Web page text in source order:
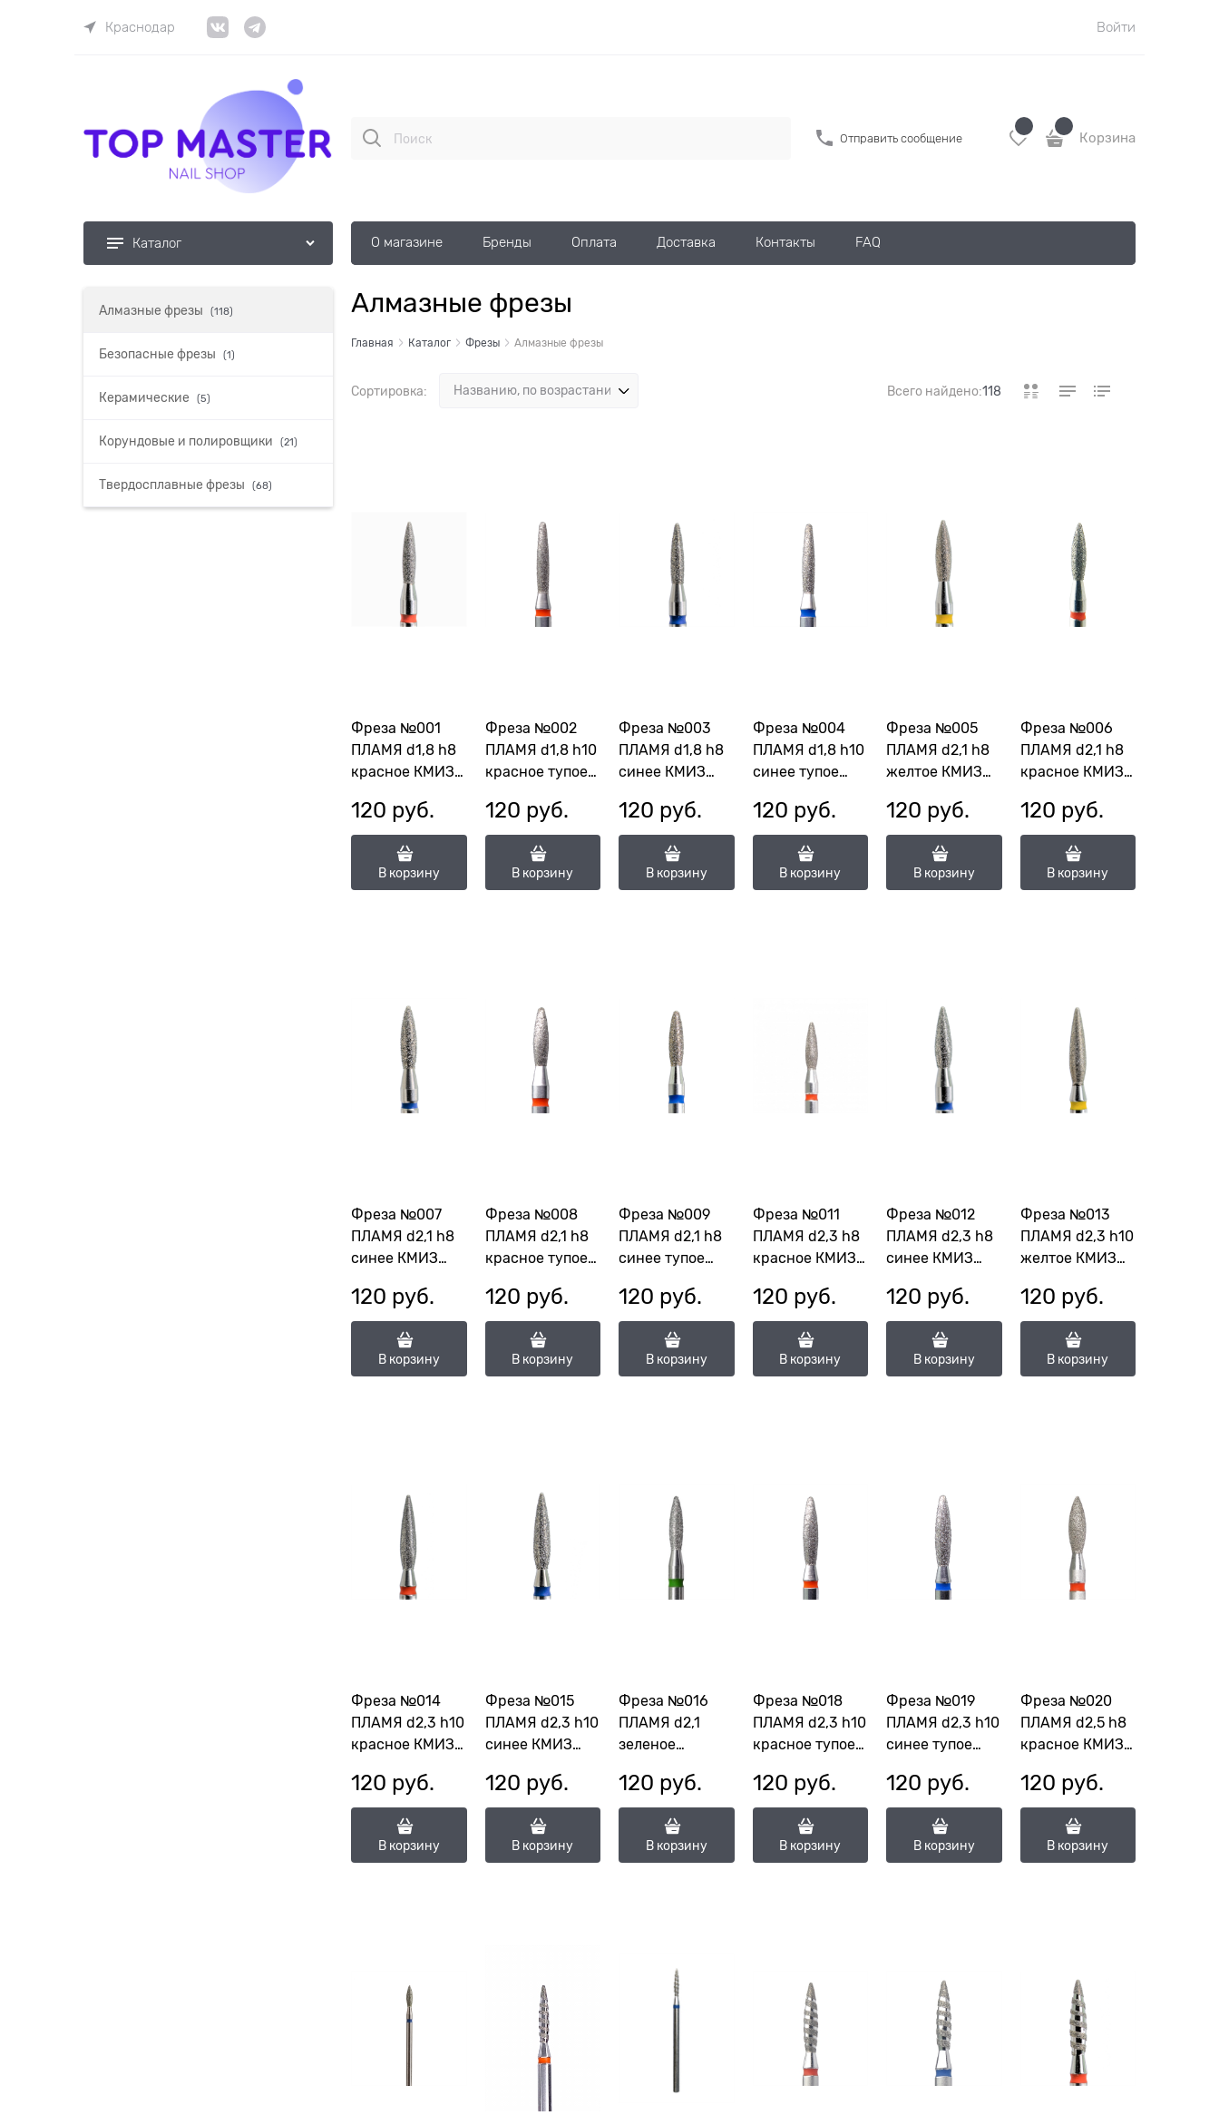
Краснодар Войти
Отправить сообщение Корзина
Каталог О магазине Бренды Оплата Доставка Контакты FAQ
Алмазные фрезы (118)
Безопасные фрезы (1)
Керамические (5)
Корундовые и полировщики (21)
Твердосплавные фрезы (68)
Алмазные фрезы
Главная Каталог Фрезы Алмазные фрезы
Сортировка: Всего найдено:118
Фреза №001
ПЛАМЯ d1,8 h8
красное КМИЗ
(ГСАП-1,8П-8М)
120 руб.
В корзину
Фреза №002
ПЛАМЯ d1,8 h10
красное тупое
118031(ГСАП-1,8П-10М)
120 руб.
В корзину
Фреза №003
ПЛАМЯ d1,8 h8
синее КМИЗ
(ГСАП-1,8П-8,0С)
120 руб.
В корзину
Фреза №004
ПЛАМЯ d1,8 h10
синее тупое
(ГСАПТ-1,8П-10С)
120 руб.
В корзину
Фреза №005
ПЛАМЯ d2,1 h8
желтое КМИЗ
(ГСАП-2,1П-8
ОМ)
120 руб.
В корзину
Фреза №006
ПЛАМЯ d2,1 h8
красное КМИЗ
(ГСАП-2,1П-8М)
120 руб.
В корзину
Фреза №007
ПЛАМЯ d2,1 h8
синее КМИЗ
(ГСАП-2.1П-8С)
120 руб.
В корзину
Фреза №008
ПЛАМЯ d2,1 h8
красное тупое
(ГСАПТ-2,1П-8М)
120 руб.
В корзину
Фреза №009
ПЛАМЯ d2,1 h8
синее тупое
(ГСАПТ2,1П-8С)
120 руб.
В корзину
Фреза №011
ПЛАМЯ d2,3 h8
красное КМИЗ
(ГСАП-2,3П-8М)
120 руб.
В корзину
Фреза №012
ПЛАМЯ d2,3 h8
синее КМИЗ
(ГСАП-2,3П-8С)
120 руб.
В корзину
Фреза №013
ПЛАМЯ d2,3 h10
желтое КМИЗ
(ГСАП-2,3П-10
ОМ)
120 руб.
В корзину
Фреза №014
ПЛАМЯ d2,3 h10
красное КМИЗ
(ГСАП-2,3П-10М)
120 руб.
В корзину
Фреза №015
ПЛАМЯ d2,3 h10
синее КМИЗ
(ГСАП-2,3П-10С)
120 руб.
В корзину
Фреза №016
ПЛАМЯ d2,1
зеленое
118143(ГСАП-2,1-
8К)
120 руб.
В корзину
Фреза №018
ПЛАМЯ d2,3 h10
красное тупое
(ГСАПТ-2,3П-10М)
120 руб.
В корзину
Фреза №019
ПЛАМЯ d2,3 h10
синее тупое
(ГСАП-2,3П-10С)
120 руб.
В корзину
Фреза №020
ПЛАМЯ d2,5 h8
красное КМИЗ
(ГСАП-2,5П-8М)
120 руб.
В корзину